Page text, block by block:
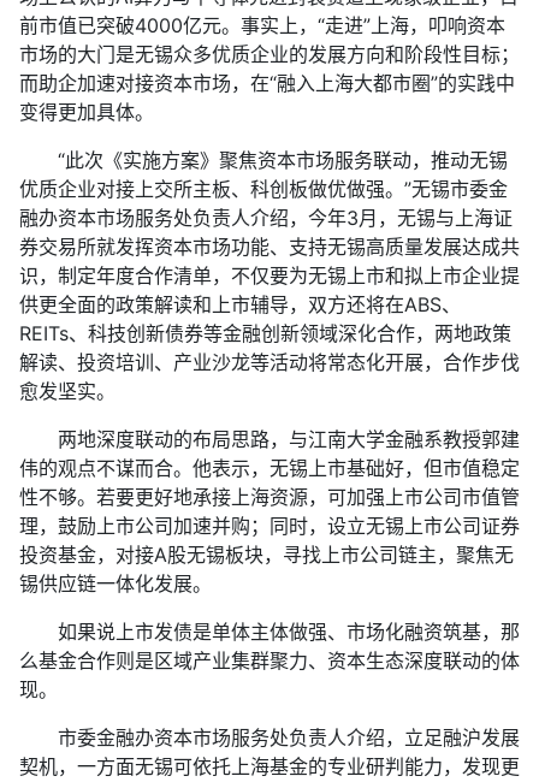
前市值已突破4000亿元。事实上，“走进”上海，叩响资本
市场的大门是无锡众多优质企业的发展方向和阶段性目标；
而助企加速对接资本市场，在“融入上海大都市圈”的实践中
变得更加具体。
“此次《实施方案》聚焦资本市场服务联动，推动无锡
优质企业对接上交所主板、科创板做优做强。”无锡市委金
融办资本市场服务处负责人介绍，今年3月，无锡与上海证
券交易所就发挥资本市场功能、支持无锡高质量发展达成共
识，制定年度合作清单，不仅要为无锡上市和拟上市企业提
供更全面的政策解读和上市辅导，双方还将在ABS、
REITs、科技创新债券等金融创新领域深化合作，两地政策
解读、投资培训、产业沙龙等活动将常态化开展，合作步伐
愈发坚实。
两地深度联动的布局思路，与江南大学金融系教授郭建
伟的观点不谋而合。他表示，无锡上市基础好，但市值稳定
性不够。若要更好地承接上海资源，可加强上市公司市值管
理，鼓励上市公司加速并购；同时，设立无锡上市公司证券
投资基金，对接A股无锡板块，寻找上市公司链主，聚焦无
锡供应链一体化发展。
如果说上市发债是单体主体做强、市场化融资筑基，那
么基金合作则是区域产业集群聚力、资本生态深度联动的体
现。
市委金融办资本市场服务处负责人介绍，立足融沪发展
契机，一方面无锡可依托上海基金的专业研判能力，发现更